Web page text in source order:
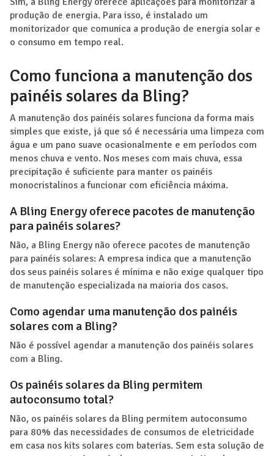
produção de energia. Para isso, é instalado um
monitorizador que comunica a produção de energia solar e
o consumo em tempo real.
Como funciona a manutenção dos
painéis solares da Bling?
A manutenção dos painéis solares funciona da forma mais
simples que existe, já que só é necessária uma limpeza com
água e um pano suave ocasionalmente e em períodos com
menos chuva e vento. Nos meses com mais chuva, essa
precipitação é suficiente para manter os painéis
monocristalinos a funcionar com eficiência máxima.
A Bling Energy oferece pacotes de manutenção
para painéis solares?
Não, a Bling Energy não oferece pacotes de manutenção
para painéis solares: A empresa indica que a manutenção
dos seus painéis solares é mínima e não exige qualquer tipo
de manutenção especializada na maioria dos casos.
Como agendar uma manutenção dos painéis
solares com a Bling?
Não é possível agendar a manutenção dos painéis solares
com a Bling.
Os painéis solares da Bling permitem
autoconsumo total?
Não, os painéis solares da Bling permitem autoconsumo
para 80% das necessidades de consumos de eletricidade
em casa nos kits solares com baterias. Sem esta solução de